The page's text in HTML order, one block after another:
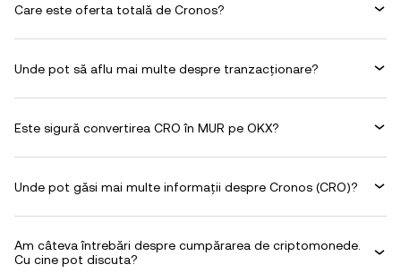
Care este oferta totală de Cronos?
Unde pot să aflu mai multe despre tranzacționare?
Este sigură convertirea CRO în MUR pe OKX?
Unde pot găsi mai multe informații despre Cronos (CRO)?
Am câteva întrebări despre cumpărarea de criptomonede.
Cu cine pot discuta?